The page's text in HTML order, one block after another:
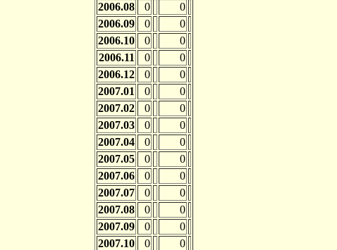
2006.08
0
0
2006.09
0
0
2006.10
0
0
2006.11
0
0
2006.12
0
0
2007.01
0
0
2007.02
0
0
2007.03
0
0
2007.04
0
0
2007.05
0
0
2007.06
0
0
2007.07
0
0
2007.08
0
0
2007.09
0
0
2007.10
0
0